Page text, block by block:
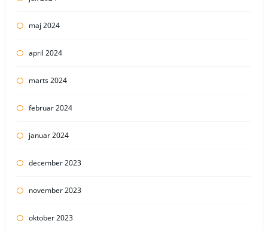
maj 2024
april 2024
marts 2024
februar 2024
januar 2024
december 2023
november 2023
oktober 2023